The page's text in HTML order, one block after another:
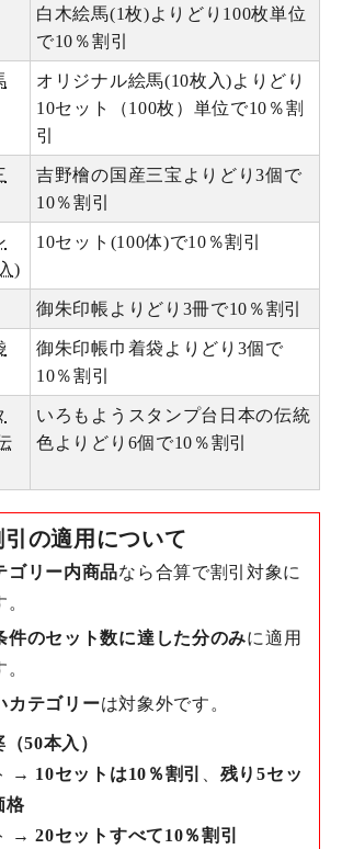
白木絵馬(1枚)よりどり100枚単位
で10％割引
オリジナル絵馬(10枚入)よりどり
10セット（100枚）単位で10％割
引
吉野檜の国産三宝よりどり3個で
10％割引
)
10セット(100体)で10％割引
御朱印帳よりどり3冊で10％割引
御朱印帳巾着袋よりどり3個で
10％割引
いろもようスタンプ台日本の伝統
色よりどり6個で10％割引
の適用について
ゴリー内商品なら合算で割引対象に
件のセット数に達した分のみに適用
カテゴリーは対象外です。
50本入）
→ 10セットは10％割引
残り5セッ
格
→20セットすべて10％割引